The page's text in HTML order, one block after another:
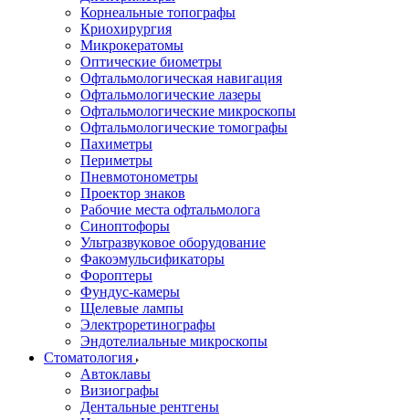
Корнеальные топографы
Криохирургия
Микрокератомы
Оптические биометры
Офтальмологическая навигация
Офтальмологические лазеры
Офтальмологические микроскопы
Офтальмологические томографы
Пахиметры
Периметры
Пневмотонометры
Проектор знаков
Рабочие места офтальмолога
Синоптофоры
Ультразвуковое оборудование
Факоэмульсификаторы
Фороптеры
Фундус-камеры
Щелевые лампы
Электроретинографы
Эндотелиальные микроскопы
Стоматология
Автоклавы
Визиографы
Дентальные рентгены